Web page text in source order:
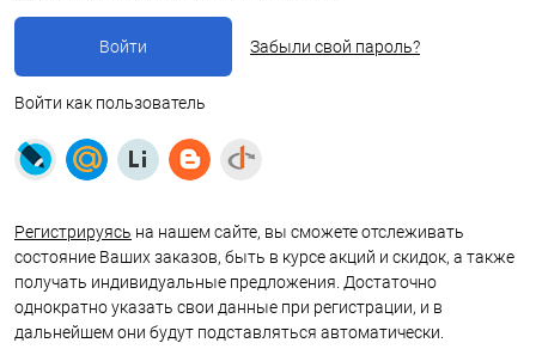
Забыли свой пароль?
Войти как пользователь
Регистрируясь на нашем сайте, вы сможете отслеживать
состояние Ваших заказов, быть в курсе акций и скидок, а также
получать индивидуальные предложения. Достаточно
однократно указать свои данные при регистрации, и в
дальнейшем они будут подставляться автоматически.